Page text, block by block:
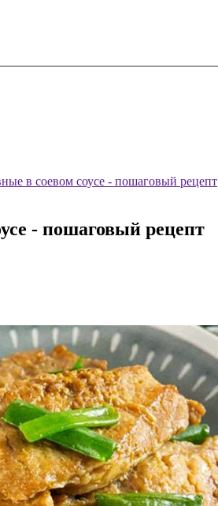
в соевом соусе - пошаговый рецепт
- пошаговый рецепт